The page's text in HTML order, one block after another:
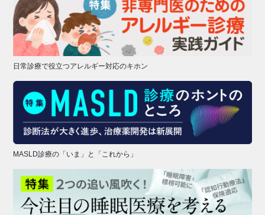
日常診療で役立つアレルギー対応のキホン
MASLD診療の「いま」と「これから」